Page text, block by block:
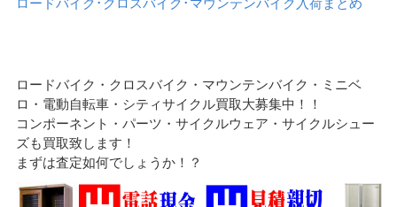
ロードバイク･クロスバイク･マウンテンバイク入荷まとめ
ロードバイク・クロスバイク・マウンテンバイク・ミニベ
ロ・電動自転車・シティサイクル買取大募集中！！
コンポーネント・パーツ・サイクルウェア・サイクルシュー
ズも買取致します！
まずは査定如何でしょうか！？